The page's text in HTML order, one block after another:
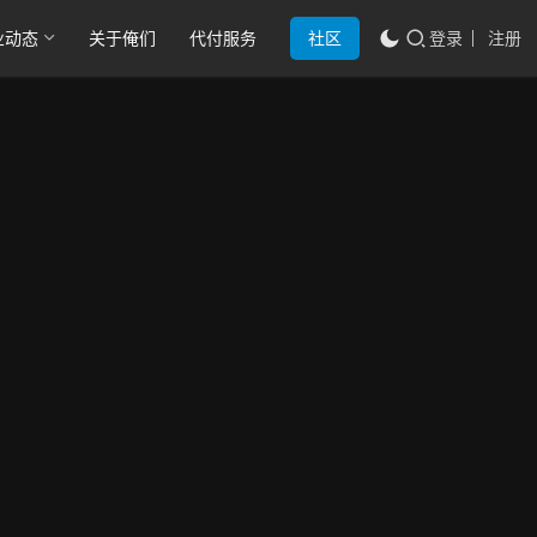
动态 关于俺们 代付服务 社区 登录 注册